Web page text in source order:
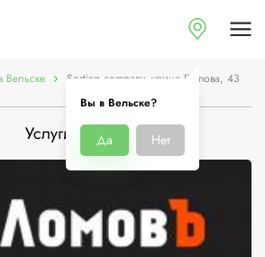
Вы в Вельске?
Да Нет
Вельске Sorting company, улица Попова, 43
Услуги О компании